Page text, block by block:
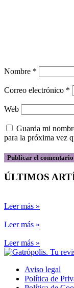
Nombre *
Correo electrónico *
Web
Guarda mi
para la próxima vez
ÚLTIMOS
Leer más »
Leer más »
Leer más »
Aviso legal
Política de